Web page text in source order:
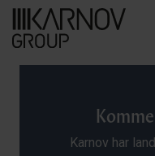
Karnov har